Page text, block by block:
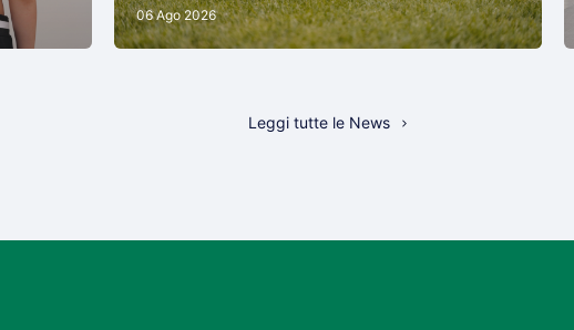
06 Ago 2026
Leggi tutte le News